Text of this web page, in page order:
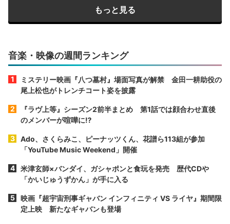
もっと見る
音楽・映像の週間ランキング
ミステリー映画『八つ墓村』場面写真が解禁 金田一耕助役の
尾上松也がトレンチコート姿を披露
『ラヴ上等』シーズン2前半まとめ 第1話では顔合わせ直後
のメンバーが喧嘩に⁉︎
Ado、さくらみこ、ピーナッツくん、花譜ら113組が参加
「YouTube Music Weekend」開催
米津玄師×バンダイ、ガシャポンと食玩を発売 歴代CDや
「かいじゅうずかん」が手に入る
映画『超宇宙刑事ギャバン インフィニティ VS ライヤ』期間限
定上映 新たなギャバンも登場